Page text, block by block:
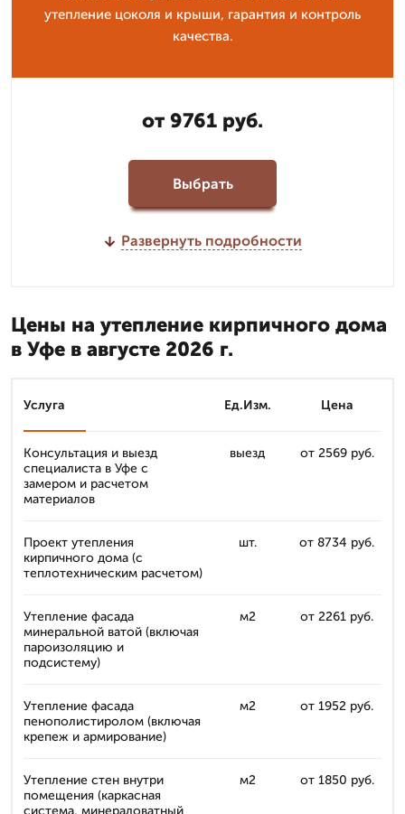
утепление цоколя и крыши, гарантия и контроль
качества.
от 9761 руб.
Выбрать
Развернуть подробности
Цены на утепление кирпичного дома
в Уфе в августе 2026 г.
Услуга Ед.Изм. Цена
Консультация и выезд
специалиста в Уфе с
замером и расчетом
материалов
выезд от 2569 руб.
Проект утепления
кирпичного дома (с
теплотехническим расчетом)
шт. от 8734 руб.
Утепление фасада
минеральной ватой (включая
пароизоляцию и
подсистему)
м2 от 2261 руб.
Утепление фасада
пенополистиролом (включая
крепеж и армирование)
м2 от 1952 руб.
Утепление стен внутри
помещения (каркасная
система, минераловатный
м2 от 1850 руб.